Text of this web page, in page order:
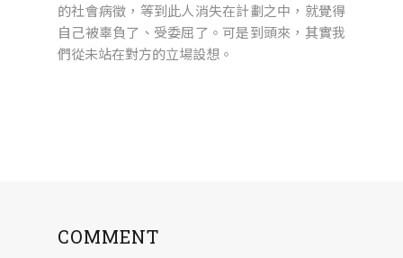
的社會病徵，等到此人消失在計劃之中，就覺得
自己被辜負了、受委屈了。可是到頭來，其實我
們從未站在對方的立場設想。
COMMENT